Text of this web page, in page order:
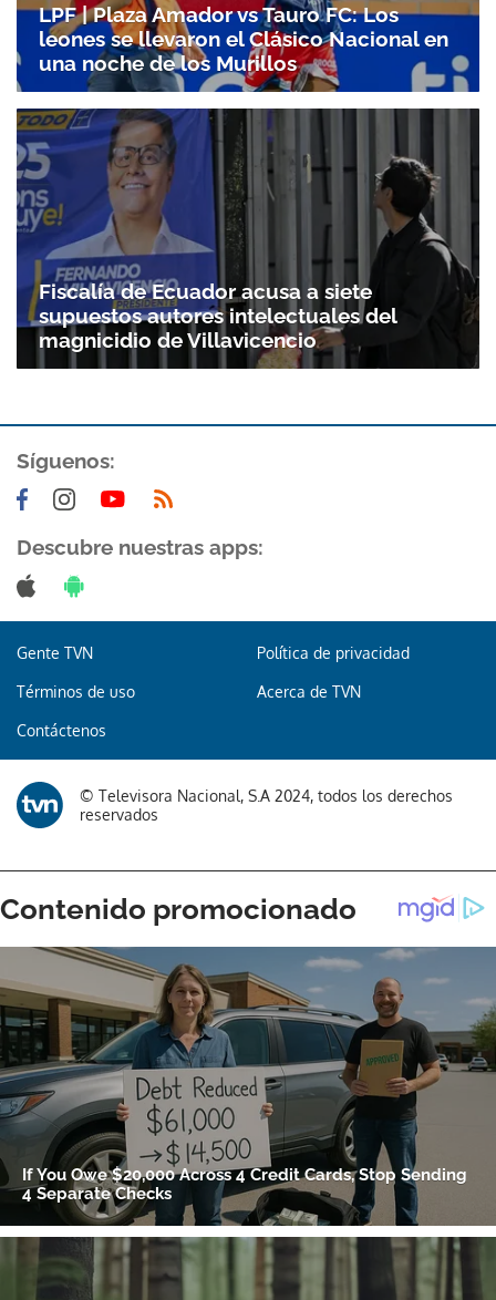
Gracias por suscribirte a nuestro boletín.
LPF | Plaza Amador vs Tauro FC: Los
leones se llevaron el Clásico Nacional en
una noche de los Murillos
Fiscalía de Ecuador acusa a siete
supuestos autores intelectuales del
magnicidio de Villavicencio
Síguenos:
Descubre nuestras apps:
Gente TVN Política de privacidad
Términos de uso Acerca de TVN
Contáctenos
© Televisora Nacional, S.A 2024, todos los derechos
reservados